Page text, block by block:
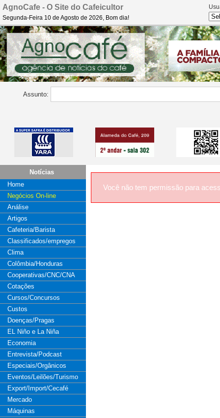
AgnoCafe - O Site do Cafeicultor
Segunda-Feira 10 de Agosto de 2026, Bom dia!
Assunto:
Notícias
Home
Negócios On-line
Análise
Artigos
Cafeteria/Barista
Classificados/empregos
Clima
Colômbia/Honduras
Cooperativas/CNC/CNA
Cotações
Cursos/Concursos
Custos
Doenças/Pragas
EL Niño e La Niña
Economia
Entrevista/Podcast
Especiais/Orgânicos
Eventos/Leilões/Turismo
Export/Import/Cecafé
Mercado
Máquinas
Você não tem permissão para